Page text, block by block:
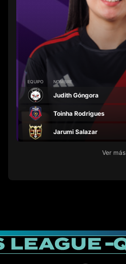
EQUIPO NOMBRE
Judith Góngora
Toinha Rodrigues
Jarumi Salazar
Ver más